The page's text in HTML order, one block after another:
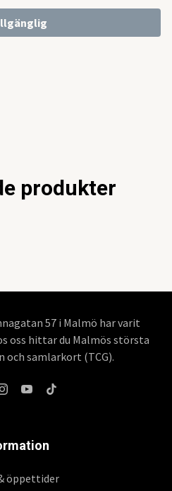
produkter
57 i Malmö har varit
oss hittar du Malmös största
och samlarkort (TCG).
öppettider